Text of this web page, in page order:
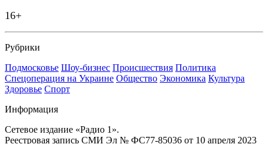
16+
Рубрики
Подмосковье Шоу-бизнес Происшествия Политика
Спецоперация на Украине Общество Экономика Культура
Здоровье Спорт
Информация
Сетевое издание «Радио 1».
Реестровая запись СМИ Эл № ФС77-85036 от 10 апреля 2023